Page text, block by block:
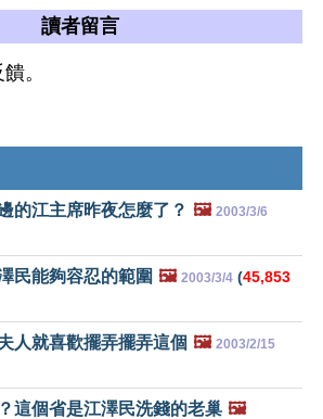
讀者留言
。
的江主席昨夜怎麼了？ 🖼️ 2003/3/6
民能夠容忍的範圍 🖼️ 2003/3/4 (45,853
人就喜歡擺弄擺弄這個 🖼️ 2003/2/15
這個省是江澤民洗錢的老巢 🖼️